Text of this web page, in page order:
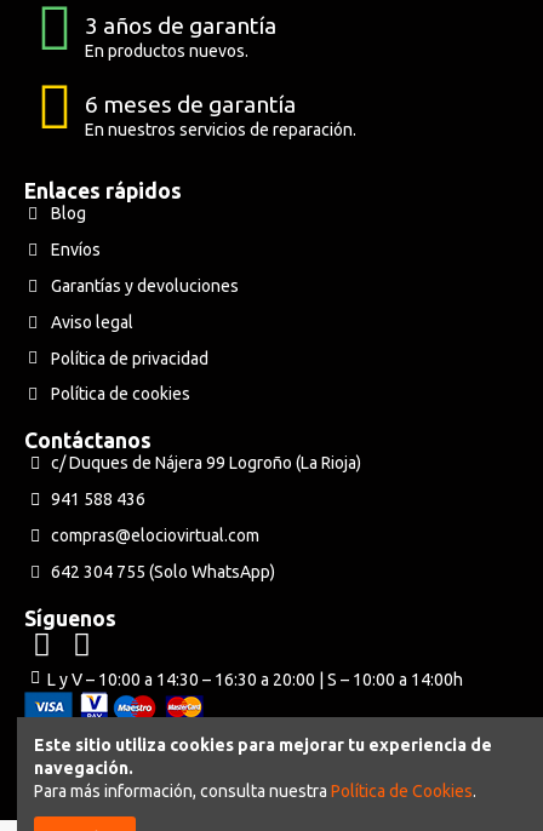
3 años de garantía
En productos nuevos.
6 meses de garantía
En nuestros servicios de reparación.
Enlaces rápidos
Blog
Envíos
Garantías y devoluciones
Aviso legal
Política de privacidad
Política de cookies
Contáctanos
c/ Duques de Nájera 99 Logroño (La Rioja)
941 588 436
compras@elociovirtual.com
642 304 755 (Solo WhatsApp)
Síguenos
L y V – 10:00 a 14:30 – 16:30 a 20:00 | S – 10:00 a 14:00h
Powered by Neuraweb
Este sitio utiliza cookies para mejorar tu experiencia de
navegación.
Para más información, consulta nuestra Política de Cookies.